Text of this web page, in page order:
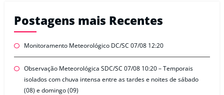
Postagens mais Recentes
Monitoramento Meteorológico DC/SC 07/08 12:20
Observação Meteorológica SDC/SC 07/08 10:20 – Temporais
isolados com chuva intensa entre as tardes e noites de sábado
(08) e domingo (09)